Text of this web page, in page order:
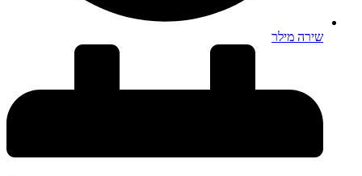
שירה מילר